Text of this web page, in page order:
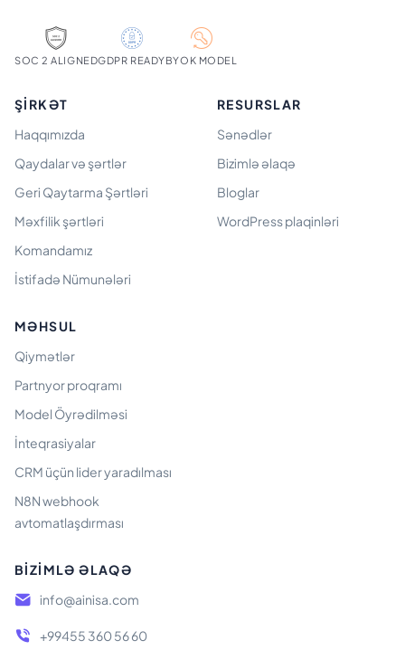
SOC 2 ALIGNEDGDPR READYBYOK MODEL
ŞIRKƏT
Haqqımızda
Qaydalar və şərtlər
Geri Qaytarma Şərtləri
Məxfilik şərtləri
Komandamız
İstifadə Nümunələri
RESURSLAR
Sənədlər
Bizimlə əlaqə
Bloglar
WordPress plaqinləri
MƏHSUL
Qiymətlər
Partnyor proqramı
Model Öyrədilməsi
İnteqrasiyalar
CRM üçün lider yaradılması
N8N webhook
avtomatlaşdırması
BIZIMLƏ ƏLAQƏ
info@ainisa.com
+99455 360 56 60